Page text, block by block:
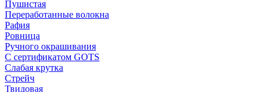
Пушистая
Переработанные волокна
Рафия
Ровница
Ручного окрашивания
С сертификатом GOTS
Слабая крутка
Стрейч
Твидовая